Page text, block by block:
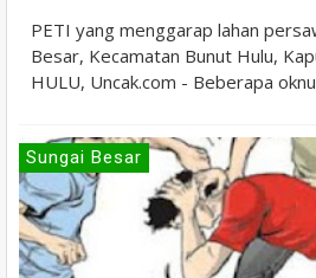
PETI yang menggarap lahan
Besar, Kecamatan Bunut Hulu,
HULU, Uncak.com - Beberapa
Sungai Besar